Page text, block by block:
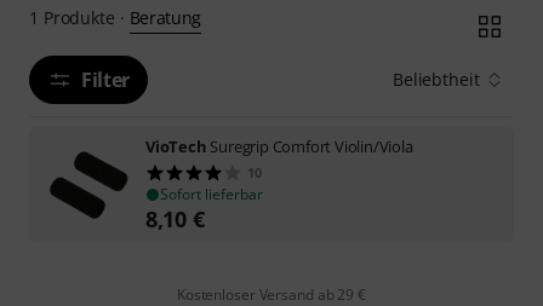
1 Produkte · Beratung
Filter Beliebtheit
VioTech Suregrip Comfort Violin/Viola
10
Sofort lieferbar
8,10 €
Kostenloser Versand ab 29 €